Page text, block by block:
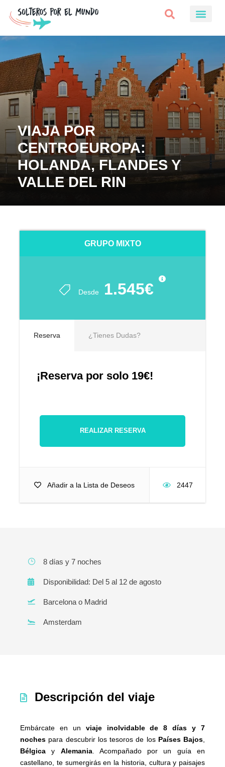
VIAJA POR
CENTROEUROPA:
HOLANDA, FLANDES Y
VALLE DEL RIN
GRUPO MIXTO
Desde 1.545€
Reserva ¿Tienes Dudas?
¡Reserva por solo 19€!
REALIZAR RESERVA
Añadir a la Lista de Deseos 2447
8 días y 7 noches
Disponibilidad: Del 5 al 12 de agosto
Barcelona o Madrid
Amsterdam
Descripción del viaje
Embárcate en un viaje inolvidable de 8 días y 7
noches para descubrir los tesoros de los Países Bajos
Bélgica y Alemania. Acompañado por un guía en
castellano, te sumergirás en la historia, cultura y paisajes